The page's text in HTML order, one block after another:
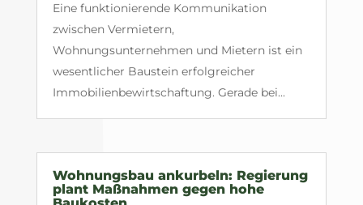
Eine funktionierende Kommunikation
zwischen Vermietern,
Wohnungsunternehmen und Mietern ist ein
wesentlicher Baustein erfolgreicher
Immobilienbewirtschaftung. Gerade bei...
Wohnungsbau ankurbeln: Regierung
plant Maßnahmen gegen hohe